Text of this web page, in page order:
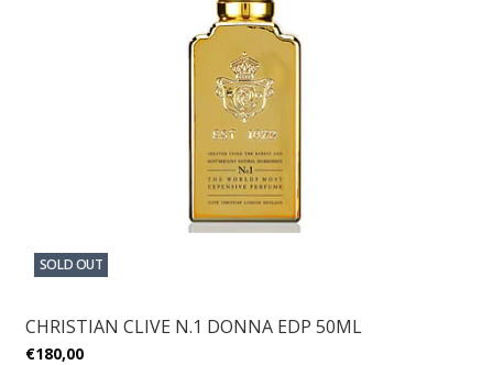
SOLD OUT
CHRISTIAN CLIVE N.1 DONNA EDP 50ML
€180,00